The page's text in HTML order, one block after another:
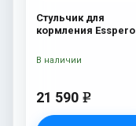
Стульчик для
кормления Esspero
21 590 e
В наличии